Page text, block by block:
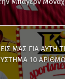
ΜΑΣ ΓΙΑ
10